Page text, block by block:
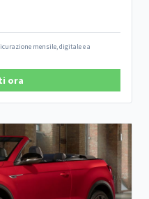
mensile, digitale e a
ora